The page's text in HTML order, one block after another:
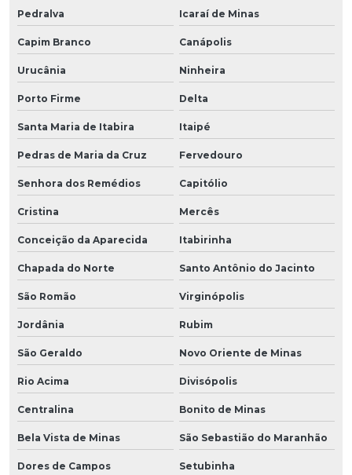
Pedralva Icaraí de Minas
Capim Branco Canápolis
Urucânia Ninheira
Porto Firme Delta
Santa Maria de Itabira Itaipé
Pedras de Maria da Cruz Fervedouro
Senhora dos Remédios Capitólio
Cristina Mercês
Conceição da Aparecida Itabirinha
Chapada do Norte Santo Antônio do Jacinto
São Romão Virginópolis
Jordânia Rubim
São Geraldo Novo Oriente de Minas
Rio Acima Divisópolis
Centralina Bonito de Minas
Bela Vista de Minas São Sebastião do Maranhão
Dores de Campos Setubinha